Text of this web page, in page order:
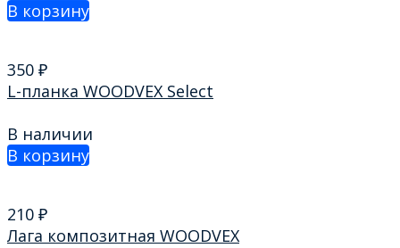
В корзину
350 ₽
L-планка WOODVEХ Select
В наличии
В корзину
210 ₽
Лага композитная WOODVEХ